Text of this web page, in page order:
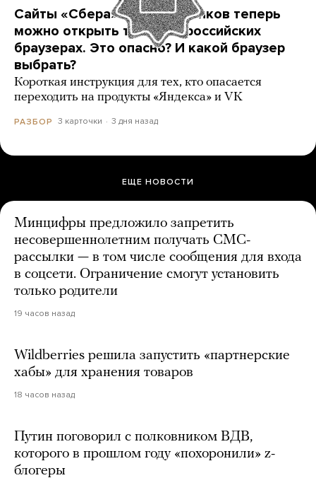
Сайты «Сбера» и других банков теперь
можно открыть только в российских
браузерах. Это опасно? И какой браузер
выбрать?
Короткая инструкция для тех, кто опасается
переходить на продукты «Яндекса» и VK
РАЗБОР 3 карточки 3 дня назад
ЕЩЕ НОВОСТИ
Минцифры предложило запретить
несовершеннолетним получать СМС-
рассылки — в том числе сообщения для входа
в соцсети. Ограничение смогут установить
только родители
19 часов назад
Wildberries решила запустить «партнерские
хабы» для хранения товаров
18 часов назад
Путин поговорил с полковником ВДВ,
которого в прошлом году «похоронили» z-
блогеры